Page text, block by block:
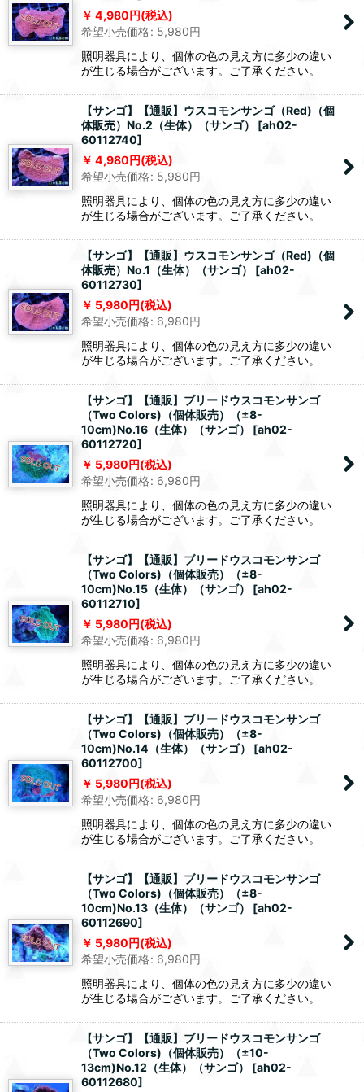
4,980円(税込)
希望小売価格: 5,980円
照明器具により、個体の色の見え方に多少の違い
が生じる場合がございます。ご了承ください。
【サンゴ】【通販】ウスコモンサンゴ（Red)（個
体販売）No.2（生体）（サンゴ）
[ah02-
60112740]
4,980円(税込)
希望小売価格: 5,980円
照明器具により、個体の色の見え方に多少の違い
が生じる場合がございます。ご了承ください。
【サンゴ】【通販】ウスコモンサンゴ（Red)（個
体販売）No.1（生体）（サンゴ）
[ah02-
60112730]
5,980円(税込)
希望小売価格: 6,980円
照明器具により、個体の色の見え方に多少の違い
が生じる場合がございます。ご了承ください。
【サンゴ】【通販】ブリードウスコモンサンゴ
（Two Colors)（個体販売）（±8-
10cm)No.16（生体）（サンゴ）
[ah02-
60112720]
5,980円(税込)
希望小売価格: 6,980円
照明器具により、個体の色の見え方に多少の違い
が生じる場合がございます。ご了承ください。
【サンゴ】【通販】ブリードウスコモンサンゴ
（Two Colors)（個体販売）（±8-
10cm)No.15（生体）（サンゴ）
[ah02-
60112710]
5,980円(税込)
希望小売価格: 6,980円
照明器具により、個体の色の見え方に多少の違い
が生じる場合がございます。ご了承ください。
【サンゴ】【通販】ブリードウスコモンサンゴ
（Two Colors)（個体販売）（±8-
10cm)No.14（生体）（サンゴ）
[ah02-
60112700]
5,980円(税込)
希望小売価格: 6,980円
照明器具により、個体の色の見え方に多少の違い
が生じる場合がございます。ご了承ください。
【サンゴ】【通販】ブリードウスコモンサンゴ
（Two Colors)（個体販売）（±8-
10cm)No.13（生体）（サンゴ）
[ah02-
60112690]
5,980円(税込)
希望小売価格: 6,980円
照明器具により、個体の色の見え方に多少の違い
が生じる場合がございます。ご了承ください。
【サンゴ】【通販】ブリードウスコモンサンゴ
（Two Colors)（個体販売）（±10-
13cm)No.12（生体）（サンゴ）
[ah02-
60112680]